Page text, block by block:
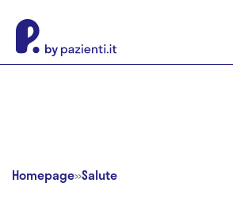
Homepage»Salute